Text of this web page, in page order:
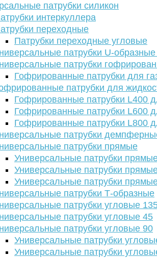
патрубки силикон
интеркуллера
переходные
Патрубки переходные угловые
патрубки U-
патрубки
Гофрированные патрубки для
патрубки для
Гофрированные патрубки L400
Гофрированные патрубки L600
Гофрированные патрубки L800
патрубки
патрубки прямые
Универсальные патрубки
Универсальные патрубки
Универсальные патрубки
патрубки Т-образные
патрубки угловые
патрубки угловые 45
патрубки угловые 90
Универсальные патрубки
Универсальные патрубки